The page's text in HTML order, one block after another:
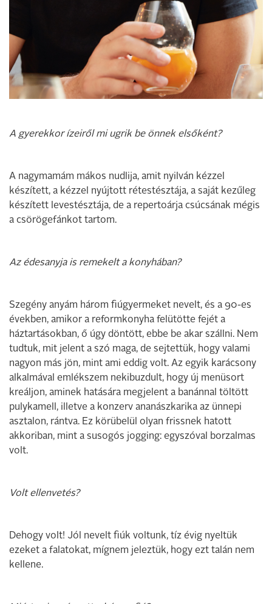
A gyerekkor ízeiről mi ugrik be önnek elsőként?
A nagymamám mákos nudlija, amit nyilván kézzel
készített, a kézzel nyújtott rétestésztája, a saját kezűleg
készített levestésztája, de a repertoárja csúcsának mégis
a csörögefánkot tartom.
Az édesanyja is remekelt a konyhában?
Szegény anyám három fiúgyermeket nevelt, és a 90-es
években, amikor a reformkonyha felütötte fejét a
háztartásokban, ő úgy döntött, ebbe be akar szállni. Nem
tudtuk, mit jelent a szó maga, de sejtettük, hogy valami
nagyon más jön, mint ami eddig volt. Az egyik karácsony
alkalmával emlékszem nekibuzdult, hogy új menüsort
kreáljon, aminek hatására megjelent a banánnal töltött
pulykamell, illetve a konzerv ananászkarika az ünnepi
asztalon, rántva. Ez körübelül olyan frissnek hatott
akkoriban, mint a susogós jogging: egyszóval borzalmas
volt.
Volt ellenvetés?
Dehogy volt! Jól nevelt fiúk voltunk, tíz évig nyeltük
ezeket a falatokat, mígnem jeleztük, hogy ezt talán nem
kellene.